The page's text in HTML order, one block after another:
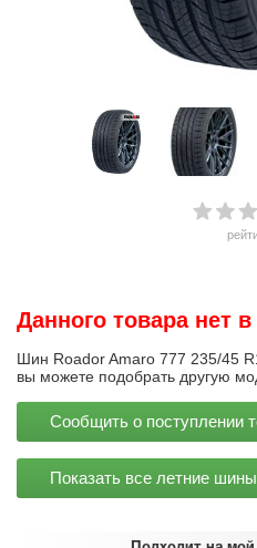
Данного товара нет
Шин Roador Amaro 777 235/45
вы можете подобрать другую
Сообщить о поступлении
Показать все летние шины